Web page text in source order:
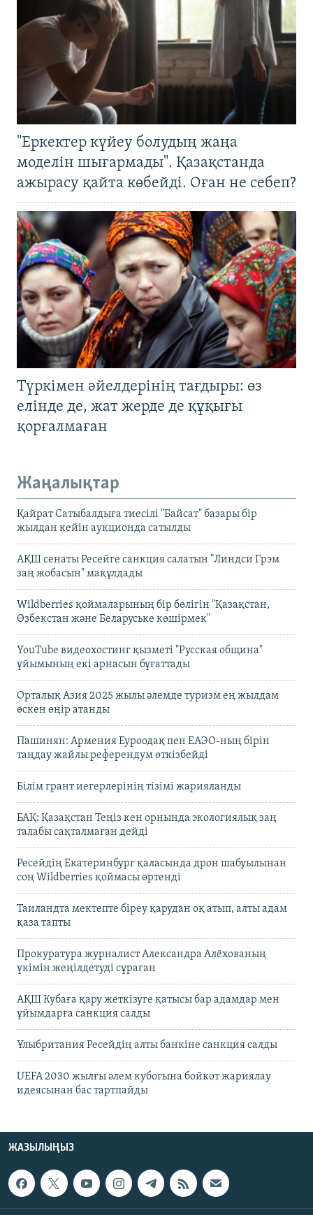
"Еркектер күйеу болудың жаңа
моделін шығармады". Қазақстанда
ажырасу қайта көбейді. Оған не себеп?
Түркімен әйелдерінің тағдыры: өз
елінде де, жат жерде де құқығы
қорғалмаған
Жаңалықтар
Қайрат Сатыбалдыға тиесілі "Байсат" базары бір
жылдан кейін аукционда сатылды
АҚШ сенаты Ресейге санкция салатын "Линдси Грэм
заң жобасын" мақұлдады
Wildberries қоймаларының бір бөлігін "Қазақстан,
Өзбекстан және Беларуське көшірмек"
YouTube видеохостинг қызметі "Русская община"
ұйымының екі арнасын бұғаттады
Орталық Азия 2025 жылы әлемде туризм ең жылдам
өскен өңір атанды
Пашинян: Армения Еуроодақ пен ЕАЭО-ның бірін
таңдау жайлы референдум өткізбейді
Білім грант иегерлерінің тізімі жарияланды
БАҚ: Қазақстан Теңіз кен орнында экологиялық заң
талабы сақталмаған дейді
Ресейдің Екатеринбург қаласында дрон шабуылынан
соң Wildberries қоймасы өртенді
Таиландта мектепте біреу қарудан оқ атып, алты адам
қаза тапты
Прокуратура журналист Александра Алёхованың
үкімін жеңілдетуді сұраған
АҚШ Кубаға қару жеткізуге қатысы бар адамдар мен
ұйымдарға санкция салды
Ұлыбритания Ресейдің алты банкіне санкция салды
UEFA 2030 жылғы әлем кубогына бойкот жариялау
идеясынан бас тартпайды
ЖАЗЫЛЫҢЫЗ